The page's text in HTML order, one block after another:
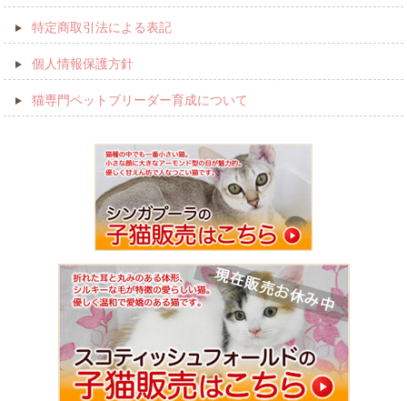
特定商取引法による表記
個人情報保護方針
猫専門ペットブリーダー育成について